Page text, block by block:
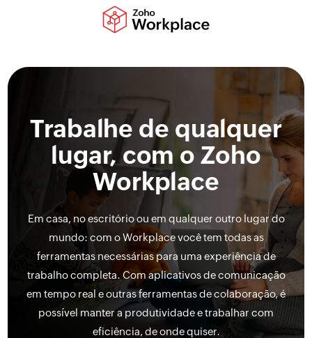
Trabalhe de qualquer
lugar, com o Zoho
Workplace
Em casa, no escritório ou em qualquer outro lugar do
mundo: com o Workplace você tem todas as
ferramentas necessárias para uma experiência de
trabalho completa. Com aplicativos de comunicação
em tempo real e outras ferramentas de colaboração, é
possível manter a produtividade e trabalhar com
eficiência, de onde quiser.